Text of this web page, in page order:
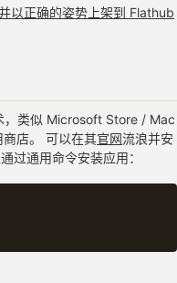
以正确的姿势上架到 Flathub
，类似 Microsoft Store / Mac
店。 可以在其官网流浪并安
过通用命令安装应用：